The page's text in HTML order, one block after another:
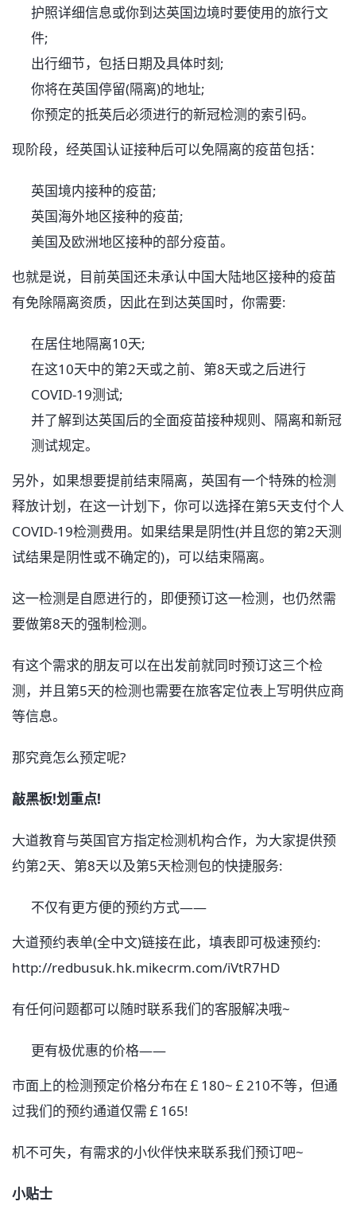
护照详细信息或你到达英国边境时要使用的旅行文
件;
出行细节，包括日期及具体时刻;
你将在英国停留(隔离)的地址;
你预定的抵英后必须进行的新冠检测的索引码。
现阶段，经英国认证接种后可以免隔离的疫苗包括：
英国境内接种的疫苗;
英国海外地区接种的疫苗;
美国及欧洲地区接种的部分疫苗。
也就是说，目前英国还未承认中国大陆地区接种的疫苗
有免除隔离资质，因此在到达英国时，你需要:
在居住地隔离10天;
在这10天中的第2天或之前、第8天或之后进行
COVID-19测试;
并了解到达英国后的全面疫苗接种规则、隔离和新冠
测试规定。
另外，如果想要提前结束隔离，英国有一个特殊的检测
释放计划，在这一计划下，你可以选择在第5天支付个人
COVID-19检测费用。如果结果是阴性(并且您的第2天测
试结果是阴性或不确定的)，可以结束隔离。
这一检测是自愿进行的，即便预订这一检测，也仍然需
要做第8天的强制检测。
有这个需求的朋友可以在出发前就同时预订这三个检
测，并且第5天的检测也需要在旅客定位表上写明供应商
等信息。
那究竟怎么预定呢?
敲黑板!划重点!
大道教育与英国官方指定检测机构合作，为大家提供预
约第2天、第8天以及第5天检测包的快捷服务:
不仅有更方便的预约方式——
大道预约表单(全中文)链接在此，填表即可极速预约:
http://redbusuk.hk.mikecrm.com/iVtR7HD
有任何问题都可以随时联系我们的客服解决哦~
更有极优惠的价格——
市面上的检测预定价格分布在￡180~￡210不等，但通
过我们的预约通道仅需￡165!
机不可失，有需求的小伙伴快来联系我们预订吧~
小贴士